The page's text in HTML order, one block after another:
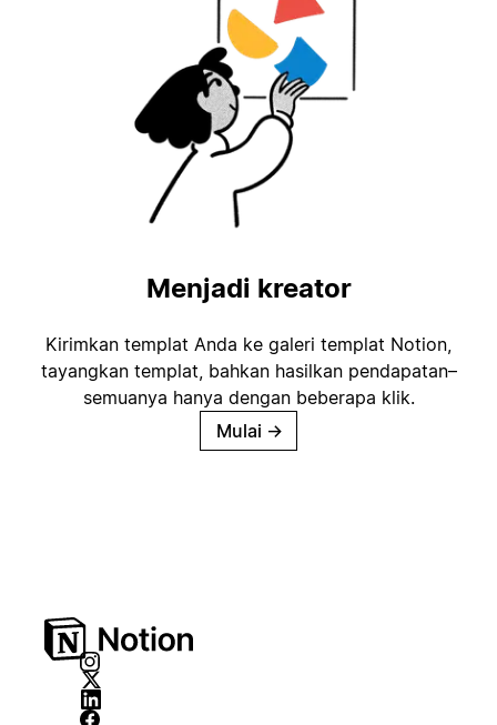
Menjadi kreator
Kirimkan templat Anda ke galeri templat Notion,
tayangkan templat, bahkan hasilkan pendapatan–
semuanya hanya dengan beberapa klik.
Mulai →